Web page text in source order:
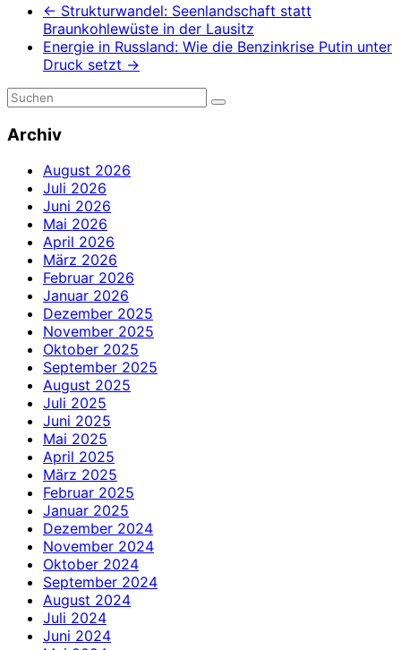
← Strukturwandel: Seenlandschaft statt
Braunkohlewüste in der Lausitz
Energie in Russland: Wie die Benzinkrise Putin unter
Druck setzt →
Archiv
August 2026
Juli 2026
Juni 2026
Mai 2026
April 2026
März 2026
Februar 2026
Januar 2026
Dezember 2025
November 2025
Oktober 2025
September 2025
August 2025
Juli 2025
Juni 2025
Mai 2025
April 2025
März 2025
Februar 2025
Januar 2025
Dezember 2024
November 2024
Oktober 2024
September 2024
August 2024
Juli 2024
Juni 2024